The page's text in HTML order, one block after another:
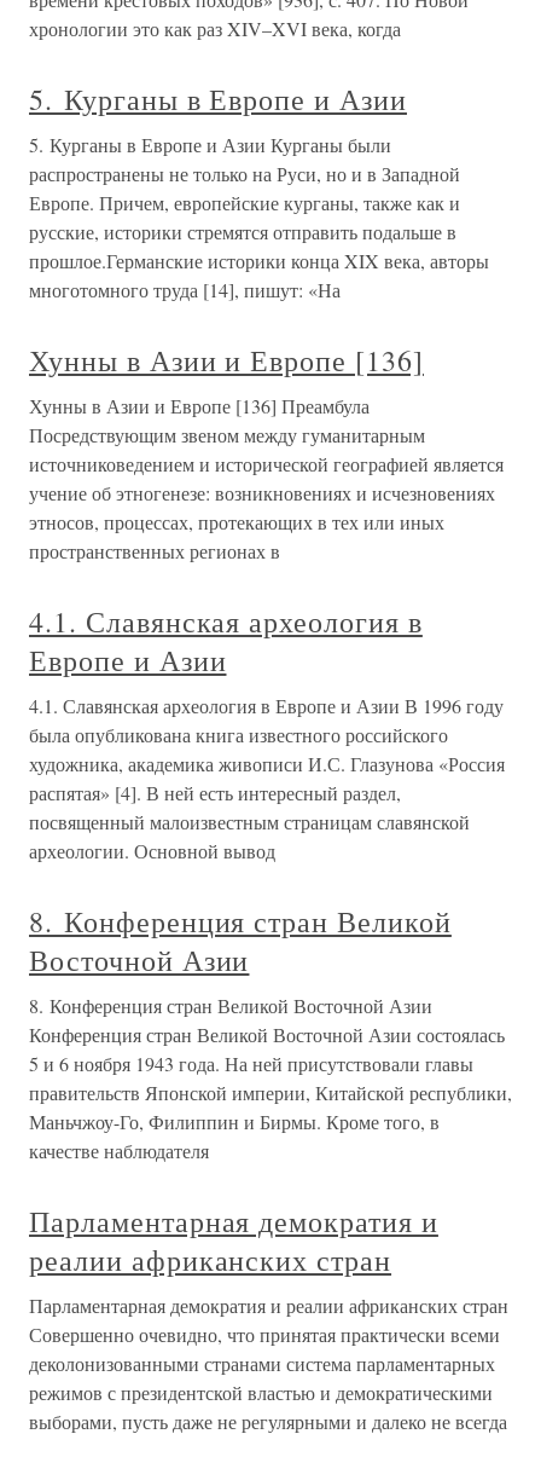
хронологии это как раз XIV–XVI века, когда
5. Курганы в Европе и Азии
5. Курганы в Европе и Азии Курганы были
распространены не только на Руси, но и в Западной
Европе. Причем, европейские курганы, также как и
русские, историки стремятся отправить подальше в
прошлое.Германские историки конца XIX века, авторы
многотомного труда [14], пишут: «На
Хунны в Азии и Европе [136]
Хунны в Азии и Европе [136] Преамбула
Посредствующим звеном между гуманитарным
источниковедением и исторической географией является
учение об этногенезе: возникновениях и исчезновениях
этносов, процессах, протекающих в тех или иных
пространственных регионах в
4.1. Славянская археология в
Европе и Азии
4.1. Славянская археология в Европе и Азии В 1996 году
была опубликована книга известного российского
художника, академика живописи И.С. Глазунова «Россия
распятая» [4]. В ней есть интересный раздел,
посвященный малоизвестным страницам славянской
археологии. Основной вывод
8. Конференция стран Великой
Восточной Азии
8. Конференция стран Великой Восточной Азии
Конференция стран Великой Восточной Азии состоялась
5 и 6 ноября 1943 года. На ней присутствовали главы
правительств Японской империи, Китайской республики,
Маньчжоу-Го, Филиппин и Бирмы. Кроме того, в
качестве наблюдателя
Парламентарная демократия и
реалии африканских стран
Парламентарная демократия и реалии африканских стран
Совершенно очевидно, что принятая практически всеми
деколонизованными странами система парламентарных
режимов с президентской властью и демократическими
выборами, пусть даже не регулярными и далеко не всегда